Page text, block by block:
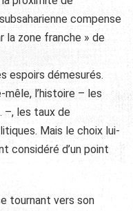
compense
la zone franche » de
espoirs démesurés.
l’histoire – les
–, les taux de
Mais le choix lui-
considéré d’un point
tournant vers son